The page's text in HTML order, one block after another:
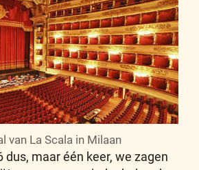
van La Scala in Milaan
dus, maar één keer, we zagen